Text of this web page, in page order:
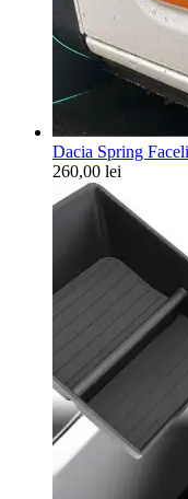
Dacia Spring
260,00 lei